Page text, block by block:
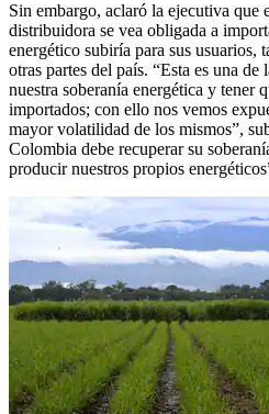
Sin embargo, aclaró la ejecutiva que
distribuidora se vea obligada a
energético subiría para sus usuarios,
otras partes del país. “Esta es una de
nuestra soberanía energética y tener
importados; con ello nos vemos
mayor volatilidad de los mismos”,
Colombia debe recuperar su
producir nuestros propios